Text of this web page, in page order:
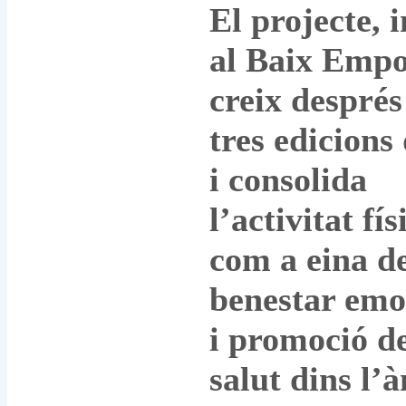
El projecte,
al Baix
creix
tres edicions
i consolida
l’activitat
com a eina
benestar
i promoció
salut dins